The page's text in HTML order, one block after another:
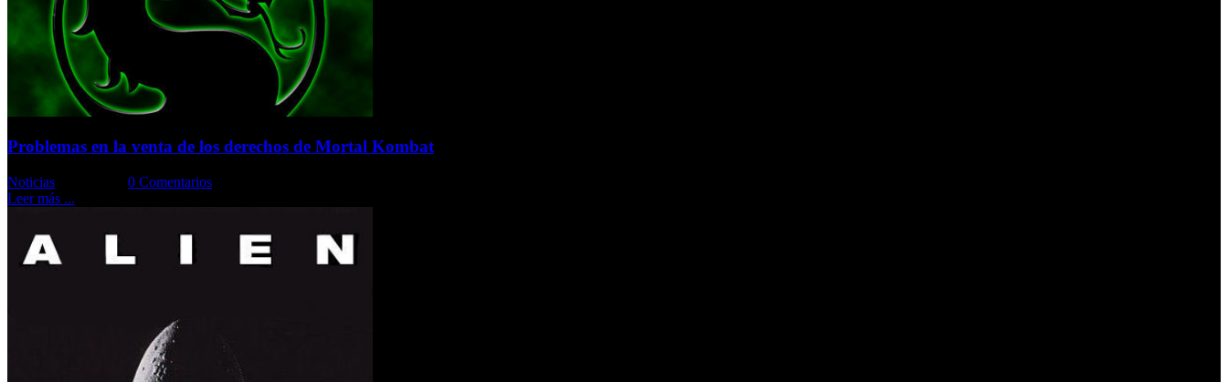
Problemas en la venta de los derechos de Mortal Kombat
Noticias
0 Comentarios
Leer más ...